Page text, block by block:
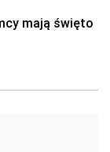
mają święto